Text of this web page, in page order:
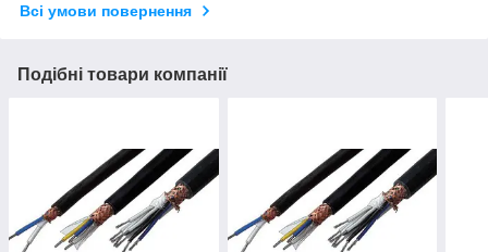
Всі умови повернення
Подібні товари компанії